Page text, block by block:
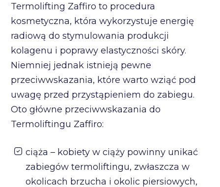
Termolifting Zaffiro to procedura
kosmetyczna, która wykorzystuje energię
radiową do stymulowania produkcji
kolagenu i poprawy elastyczności skóry.
Niemniej jednak istnieją pewne
przeciwwskazania, które warto wziąć pod
uwagę przed przystąpieniem do zabiegu.
Oto główne przeciwwskazania do
Termoliftingu Zaffiro:
ciąża – kobiety w ciąży powinny unikać
zabiegów termoliftingu, zwłaszcza w
okolicach brzucha i okolic piersiowych,